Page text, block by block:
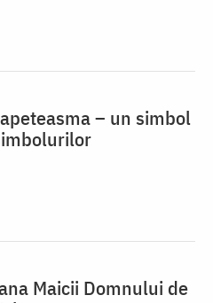
– un simbol
Maicii Domnului de